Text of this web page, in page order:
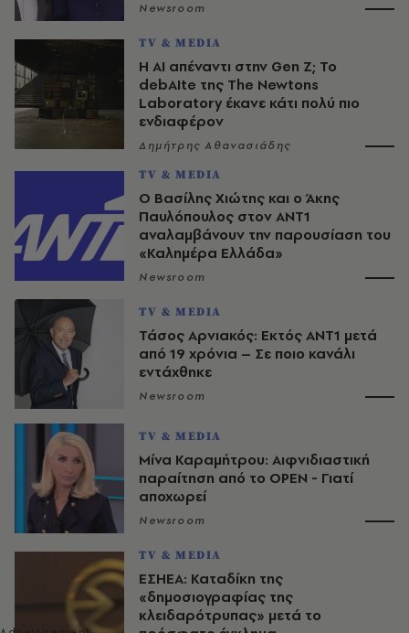
Newsroom
TV & MEDIA
Η AI απέναντι στην Gen Z; Το
debAIte της The Newtons
Laboratory έκανε κάτι πολύ πιο
ενδιαφέρον
Δημήτρης Αθανασιάδης
TV & MEDIA
Ο Βασίλης Χιώτης και ο Άκης
Παυλόπουλος στον ΑΝΤ1
αναλαμβάνουν την παρουσίαση του
«Καλημέρα Ελλάδα»
Newsroom
TV & MEDIA
Τάσος Αρνιακός: Εκτός ΑΝΤ1 μετά
από 19 χρόνια – Σε ποιο κανάλι
εντάχθηκε
Newsroom
TV & MEDIA
Μίνα Καραμήτρου: Αιφνιδιαστική
παραίτηση από το OPEN - Γιατί
αποχωρεί
Newsroom
TV & MEDIA
ΕΣΗΕΑ: Καταδίκη της
«δημοσιογραφίας της
κλειδαρότρυπας» μετά το